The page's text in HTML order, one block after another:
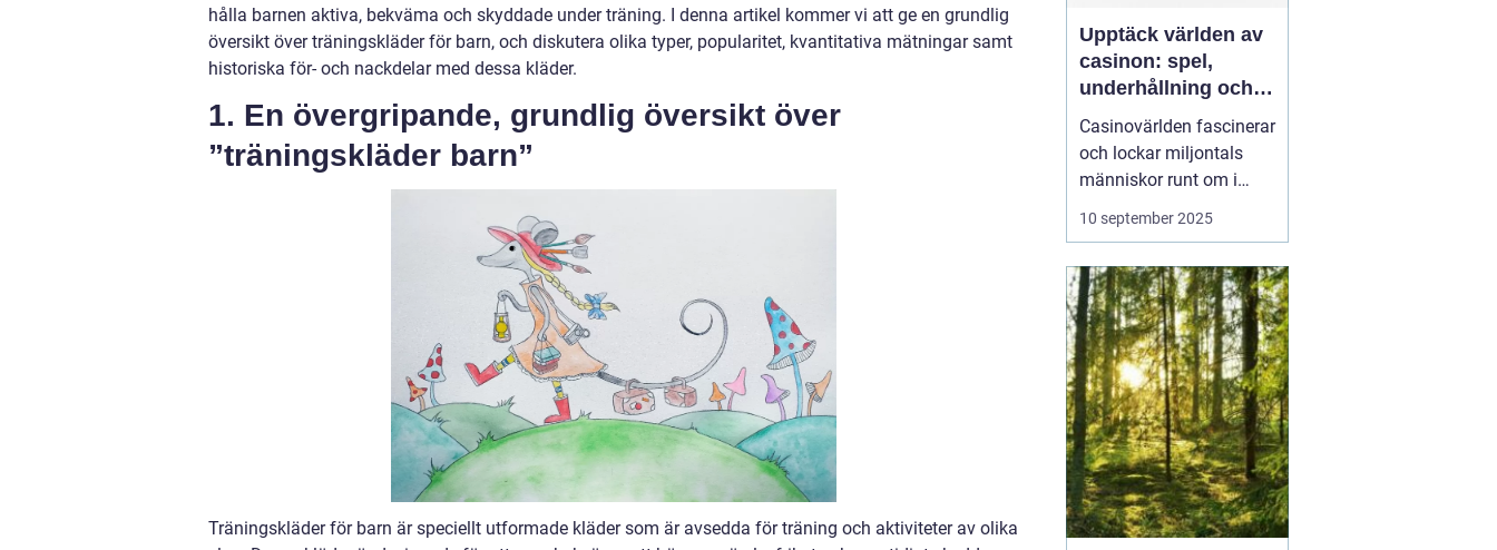
hålla barnen aktiva, bekväma och skyddade under träning. I denna artikel kommer vi att ge en grundlig
översikt över träningskläder för barn, och diskutera olika typer, popularitet, kvantitativa mätningar samt
historiska för- och nackdelar med dessa kläder.
1. En övergripande, grundlig översikt över
”träningskläder barn”
Träningskläder för barn är speciellt utformade kläder som är avsedda för träning och aktiviteter av olika
Upptäck världen av
casinon: spel,
underhållning och
strategier
Casinovärlden fascinerar
och lockar miljontals
människor runt om i
världen. Från de
glittrande ljusen i Las
spelutbudet online, har
casinon blivit ett nav för
underhållning och
spänning. I ...
10 september 2025